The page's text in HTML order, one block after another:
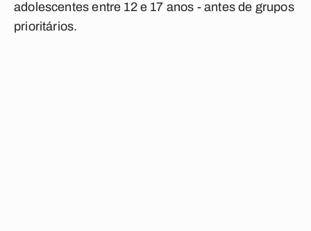
adolescentes entre 12 e 17 anos - antes de grupos
prioritários.